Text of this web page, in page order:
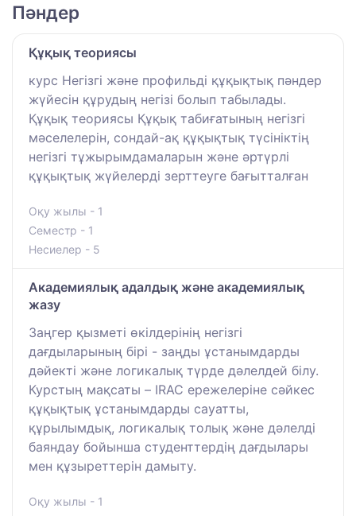
Пәндер
Құқық теориясы
курс Негізгі және профильді құқықтық пәндер
жүйесін құрудың негізі болып табылады.
Құқық теориясы Құқық табиғатының негізгі
мәселелерін, сондай-ақ құқықтық түсініктің
негізгі тұжырымдамаларын және әртүрлі
құқықтық жүйелерді зерттеуге бағытталған
Оқу жылы - 1
Семестр - 1
Несиелер - 5
Академиялық адалдық және академиялық
жазу
Заңгер қызметі өкілдерінің негізгі
дағдыларының бірі - заңды ұстанымдарды
дәйекті және логикалық түрде дәлелдей білу.
Курстың мақсаты – IRAC ережелеріне сәйкес
құқықтық ұстанымдарды сауатты,
құрылымдық, логикалық толық және дәлелді
баяндау бойынша студенттердің дағдылары
мен құзыреттерін дамыту.
Оқу жылы - 1